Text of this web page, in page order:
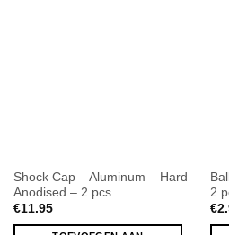
Shock Cap – Aluminum – Hard
Anodised – 2 pcs
€11.95
2
€